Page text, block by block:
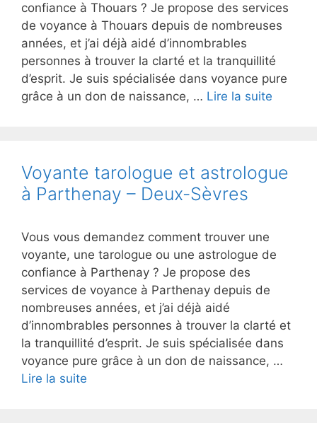
confiance à Thouars ? Je propose des services
de voyance à Thouars depuis de nombreuses
années, et j’ai déjà aidé d’innombrables
personnes à trouver la clarté et la tranquillité
d’esprit. Je suis spécialisée dans voyance pure
grâce à un don de naissance, … Lire la suite
Voyante tarologue et astrologue
à Parthenay – Deux-Sèvres
Vous vous demandez comment trouver une
voyante, une tarologue ou une astrologue de
confiance à Parthenay ? Je propose des
services de voyance à Parthenay depuis de
nombreuses années, et j’ai déjà aidé
d’innombrables personnes à trouver la clarté et
la tranquillité d’esprit. Je suis spécialisée dans
voyance pure grâce à un don de naissance, …
Lire la suite